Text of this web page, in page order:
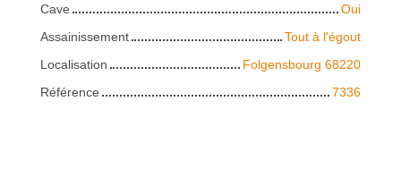
Cave
Oui
Assainissement
Tout à l'égout
Localisation
Folgensbourg 68220
Référence
7336